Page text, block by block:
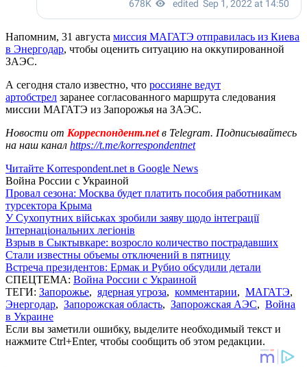
Напомним, 31 августа миссия МАГАТЭ отправилась из Киева
в Энергодар, чтобы оценить ситуацию на оккупированной
ЗАЭС.
А сегодня стало известно, что россияне ведут
артобстрел заранее согласованного маршрута следования
миссии МАГАТЭ из Запорожья на ЗАЭС.
Новости от Корреспондент.netв Telegram. Подписывайтесь
на наш канал https://t.me/korrespondentnet
Читайте Korrespondent.net в Google News
Война России с Украиной
Провал сезона: Москва будет платить пособия работникам
турсектора Крыма
У Сухопутних військах зробили заяву щодо інтеграції
Інтернаціональних легіонів
Взрыв в Сыктывкаре: возросло количество пострадавших
Стали известны объемы отключений в пятницу
Встреча президентов: Ермак и Рубио обсудили детали
СПЕЦТЕМА: Война России с Украиной
ТЕГИ: Запорожье, ядерная угроза, комментарии, МАГАТЭ,
Энергодар, Запорожская область, Запорожская АЭС, Война
в Украине
Если вы заметили ошибку, выделите необходимый текст и
нажмите Ctrl+Enter, чтобы сообщить об этом редакции.